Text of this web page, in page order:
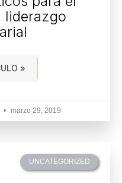
liderazgo
»
marzo 29, 2019
UNCATEGORIZED